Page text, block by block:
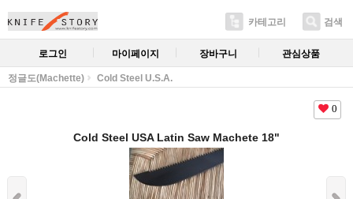
카테고리 검색
로그인 마이페이지 장바구니 관심상품
정글도(Machette) Cold Steel U.S.A.
0
Cold Steel USA Latin Saw Machete 18"